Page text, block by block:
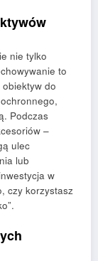
nie tylko
to
obiektyw do
Podczas
–
ulec
lub
w
czy korzystasz